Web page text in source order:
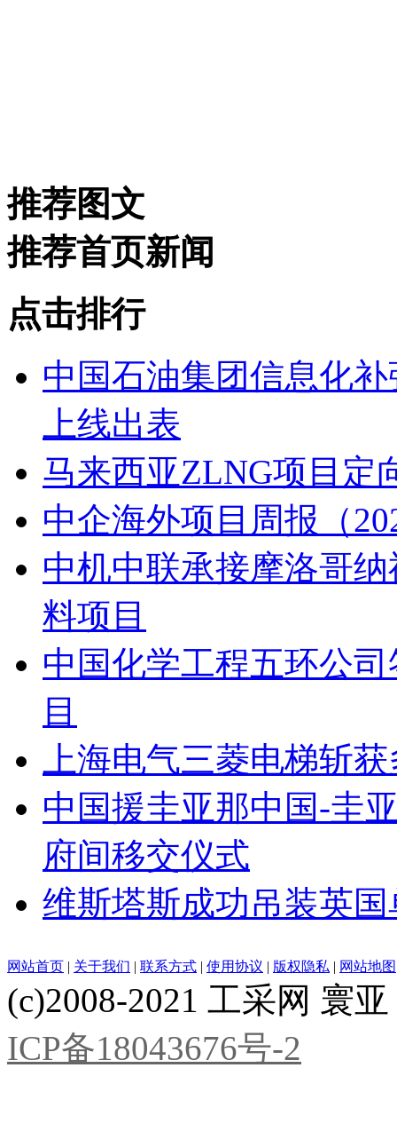
推荐图文
推荐首页新闻
点击排行
中国石油集团信息化
上线出表
马来西亚ZLNG项目定
中企海外项目周报（
中机中联承接摩洛哥
料项目
中国化学工程五环公
目
上海电气三菱电梯斩
中国援圭亚那中国-圭
府间移交仪式
维斯塔斯成功吊装英
网站首页 | 关于我们 | 联系方式 | 使用协议 | 版权隐私 | 网站地图
(c)2008-2021 工采网 寰
ICP备18043676号-2